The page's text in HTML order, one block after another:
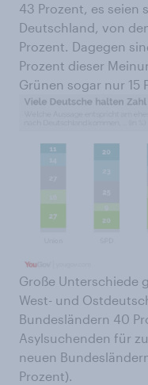
43 Prozent, es seien
Deutschland, von
Prozent. Dagegen
Prozent dieser
Grünen sogar nur 15
Große Unterschiede
West- und
Bundesländern 40
Asylsuchenden für
neuen
Prozent).